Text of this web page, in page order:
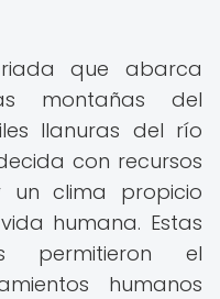
que abarca
montañas del
llanuras del río
con recursos
un clima propicio
humana. Estas
permitieron el
humanos